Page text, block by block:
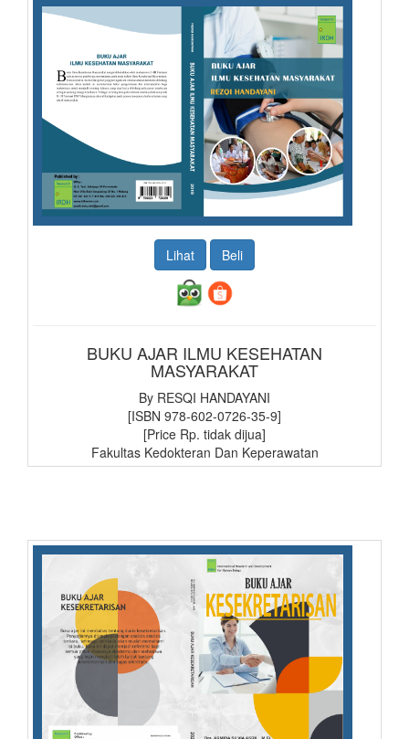
Lihat Beli
BUKU AJAR ILMU KESEHATAN
MASYARAKAT
By RESQI HANDAYANI
[ISBN 978-602-0726-35-9]
[Price Rp. tidak dijua]
Fakultas Kedokteran Dan Keperawatan